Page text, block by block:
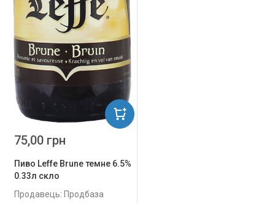
Пиво Leffe Brune темне 6.5%
0.33л скло
Продавець: Продбаза
75,00 грн